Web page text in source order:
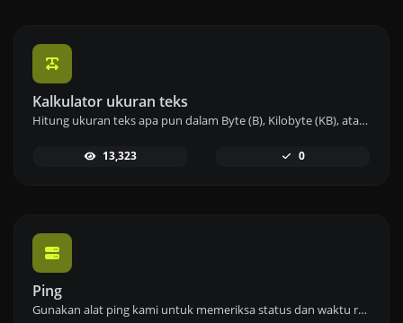
Kalkulator ukuran teks
Hitung ukuran teks apa pun dalam Byte (B), Kilobyte (KB), atau Megabyte (MB) menggunakan alat kalkulator ukuran teks kami.
13,323 0
Ping
Gunakan alat ping kami untuk memeriksa status dan waktu respons dari situs web, server, atau port dengan cepat dan efisien.